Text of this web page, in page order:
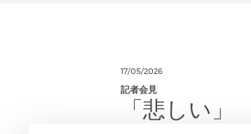
17/05/2026
記者会見
「悲しい」